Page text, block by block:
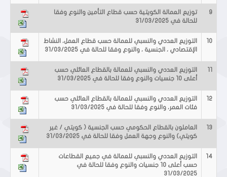
9
توزيع العمالة الكويتية حسب قطاع التأمين والنوع وفقا
للحالة في 31/03/2025
10
التوزيع العددي والنسبي للعمالة حسب قطاع العمل، النشاط
الإقتصادي ، الجنسية ، والنوع وفقا للحالة في 31/03/2025
11
التوزيع العددي والنسبي للعمالة بالقطاع العائلي حسب
أعلى 10 جنسيات والنوع وفقا للحالة في 31/03/2025
12
التوزيع العددي والنسبي للعمالة بالقطاع العائلي حسب
فئات العمر، والنوع وفقا للحالة في 31/03/2025
13
العاملون بالقطاع الحكومي حسب الجنسية ( كويتي / غير
كويتي) والنوع وجهة العمل وفقا للحالة في 31/03/2025
14
التوزيع العددي والنسبي للعمالة في جميع القطاعات
حسب أعلى 10 جنسيات والنوع وفقا للحالة في
31/03/2025